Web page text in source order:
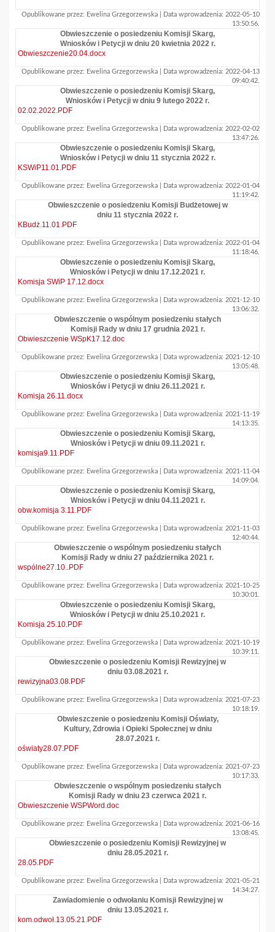
Opublikowane przez: Ewelina Grzegorzewska | Data wprowadzenia: 2022-05-10
13:50:56.
Obwieszczenie o posiedzeniu Komisji Skarg,
Wniosków i Petycji w dniu 20 kwietnia 2022 r.
Obwieszczenie20.04.docx
Opublikowane przez: Ewelina Grzegorzewska | Data wprowadzenia: 2022-04-13
09:40:42.
Obwieszczenie o posiedzeniu Komisji Skarg,
Wniosków i Petycji w dniu 9 lutego 2022 r.
02.02.2022.PDF
Opublikowane przez: Ewelina Grzegorzewska | Data wprowadzenia: 2022-02-02
13:47:26.
Obwieszczenie o posiedzeniu Komisji Skarg,
Wniosków i Petycji w dniu 11 stycznia 2022 r.
KSWiP11.01.PDF
Opublikowane przez: Ewelina Grzegorzewska | Data wprowadzenia: 2022-01-04
11:19:42.
Obwieszczenie o posiedzeniu Komisji Budżetowej w
dniu 11 stycznia 2022 r.
KBudż.11.01.PDF
Opublikowane przez: Ewelina Grzegorzewska | Data wprowadzenia: 2022-01-04
11:18:46.
Obwieszczenie o posiedzeniu Komisji Skarg,
Wniosków i Petycji w dniu 17.12.2021 r.
Komisja SWiP 17.12.docx
Opublikowane przez: Ewelina Grzegorzewska | Data wprowadzenia: 2021-12-10
13:06:32.
Obwieszczenie o wspólnym posiedzeniu stałych
Komisji Rady w dniu 17 grudnia 2021 r.
Obwieszczenie WSpK17.12.doc
Opublikowane przez: Ewelina Grzegorzewska | Data wprowadzenia: 2021-12-10
13:05:48.
Obwieszczenie o posiedzeniu Komisji Skarg,
Wniosków i Petycji w dniu 26.11.2021 r.
Komisja 26.11.docx
Opublikowane przez: Ewelina Grzegorzewska | Data wprowadzenia: 2021-11-19
14:13:35.
Obwieszczenie o posiedzeniu Komisji Skarg,
Wniosków i Petycji w dniu 09.11.2021 r.
komisja9.11.PDF
Opublikowane przez: Ewelina Grzegorzewska | Data wprowadzenia: 2021-11-04
14:09:04.
Obwieszczenie o posiedzeniu Komisji Skarg,
Wniosków i Petycji w dniu 04.11.2021 r.
obw.komisja 3.11.PDF
Opublikowane przez: Ewelina Grzegorzewska | Data wprowadzenia: 2021-11-03
12:40:44.
Obwieszczenie o wspólnym posiedzeniu stałych
Komisji Rady w dniu 27 października 2021 r.
wspólne27.10..PDF
Opublikowane przez: Ewelina Grzegorzewska | Data wprowadzenia: 2021-10-25
10:30:01.
Obwieszczenie o posiedzeniu Komisji Skarg,
Wniosków i Petycji w dniu 25.10.2021 r.
Komisja 25.10.PDF
Opublikowane przez: Ewelina Grzegorzewska | Data wprowadzenia: 2021-10-19
10:39:11.
Obwieszczenie o posiedzeniu Komisji Rewizyjnej w
dniu 03.08.2021 r.
rewizyjna03.08.PDF
Opublikowane przez: Ewelina Grzegorzewska | Data wprowadzenia: 2021-07-23
10:18:19.
Obwieszczenie o posiedzeniu Komisji Oświaty,
Kultury, Zdrowia i Opieki Społecznej w dniu
28.07.2021 r.
oświaty28.07.PDF
Opublikowane przez: Ewelina Grzegorzewska | Data wprowadzenia: 2021-07-23
10:17:33.
Obwieszczenie o wspólnym posiedzeniu stałych
Komisji Rady w dniu 23 czerwca 2021 r.
Obwieszczenie WSPWord.doc
Opublikowane przez: Ewelina Grzegorzewska | Data wprowadzenia: 2021-06-16
13:08:45.
Obwieszczenie o posiedzeniu Komisji Rewizyjnej w
dniu 28.05.2021 r.
28.05.PDF
Opublikowane przez: Ewelina Grzegorzewska | Data wprowadzenia: 2021-05-21
14:34:27.
Zawiadomienie o odwołaniu Komisji Rewizyjnej w
dniu 13.05.2021 r.
kom.odwoł.13.05.21.PDF